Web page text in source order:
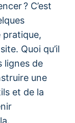
? C’est
pratique,
Quoi qu’il
lignes de
une
et de la